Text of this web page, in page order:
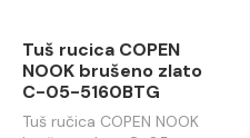
Tuš rucica COPEN
NOOK brušeno zlato
C-05-5160BTG
Tuš ručica COPEN NOOK